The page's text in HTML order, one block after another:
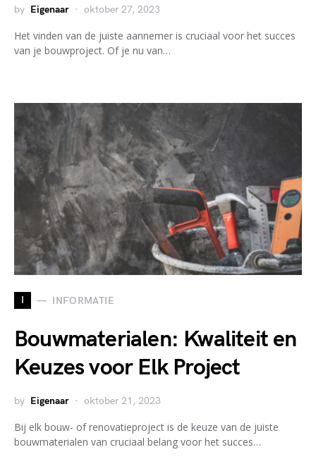
by Eigenaar oktober 27, 2023
Het vinden van de juiste aannemer is cruciaal voor het succes
van je bouwproject. Of je nu van…
I INFORMATIE
Bouwmaterialen: Kwaliteit en
Keuzes voor Elk Project
by Eigenaar oktober 21, 2023
Bij elk bouw- of renovatieproject is de keuze van de juiste
bouwmaterialen van cruciaal belang voor het succes…